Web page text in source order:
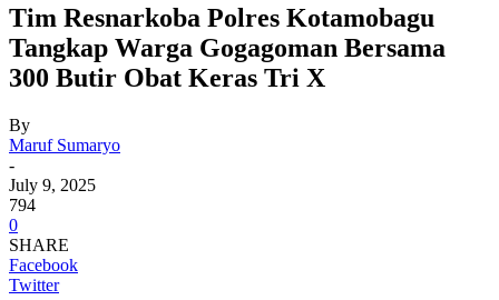
Tim Resnarkoba Polres Kotamobagu
Tangkap Warga Gogagoman Bersama
300 Butir Obat Keras Tri X
By
Maruf Sumaryo
-
July 9, 2025
794
0
SHARE
Facebook
Twitter